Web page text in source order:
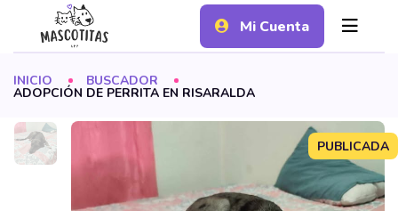
Mi Cuenta
INICIO BUSCADOR
ADOPCIÓN DE PERRITA EN RISARALDA
PUBLICADA